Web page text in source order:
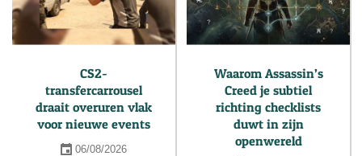
CS2-
transfercarrousel
draait overuren vlak
voor nieuwe events
06/08/2026
Waarom Assassin’s
Creed je subtiel
richting checklists
duwt in zijn
openwereld